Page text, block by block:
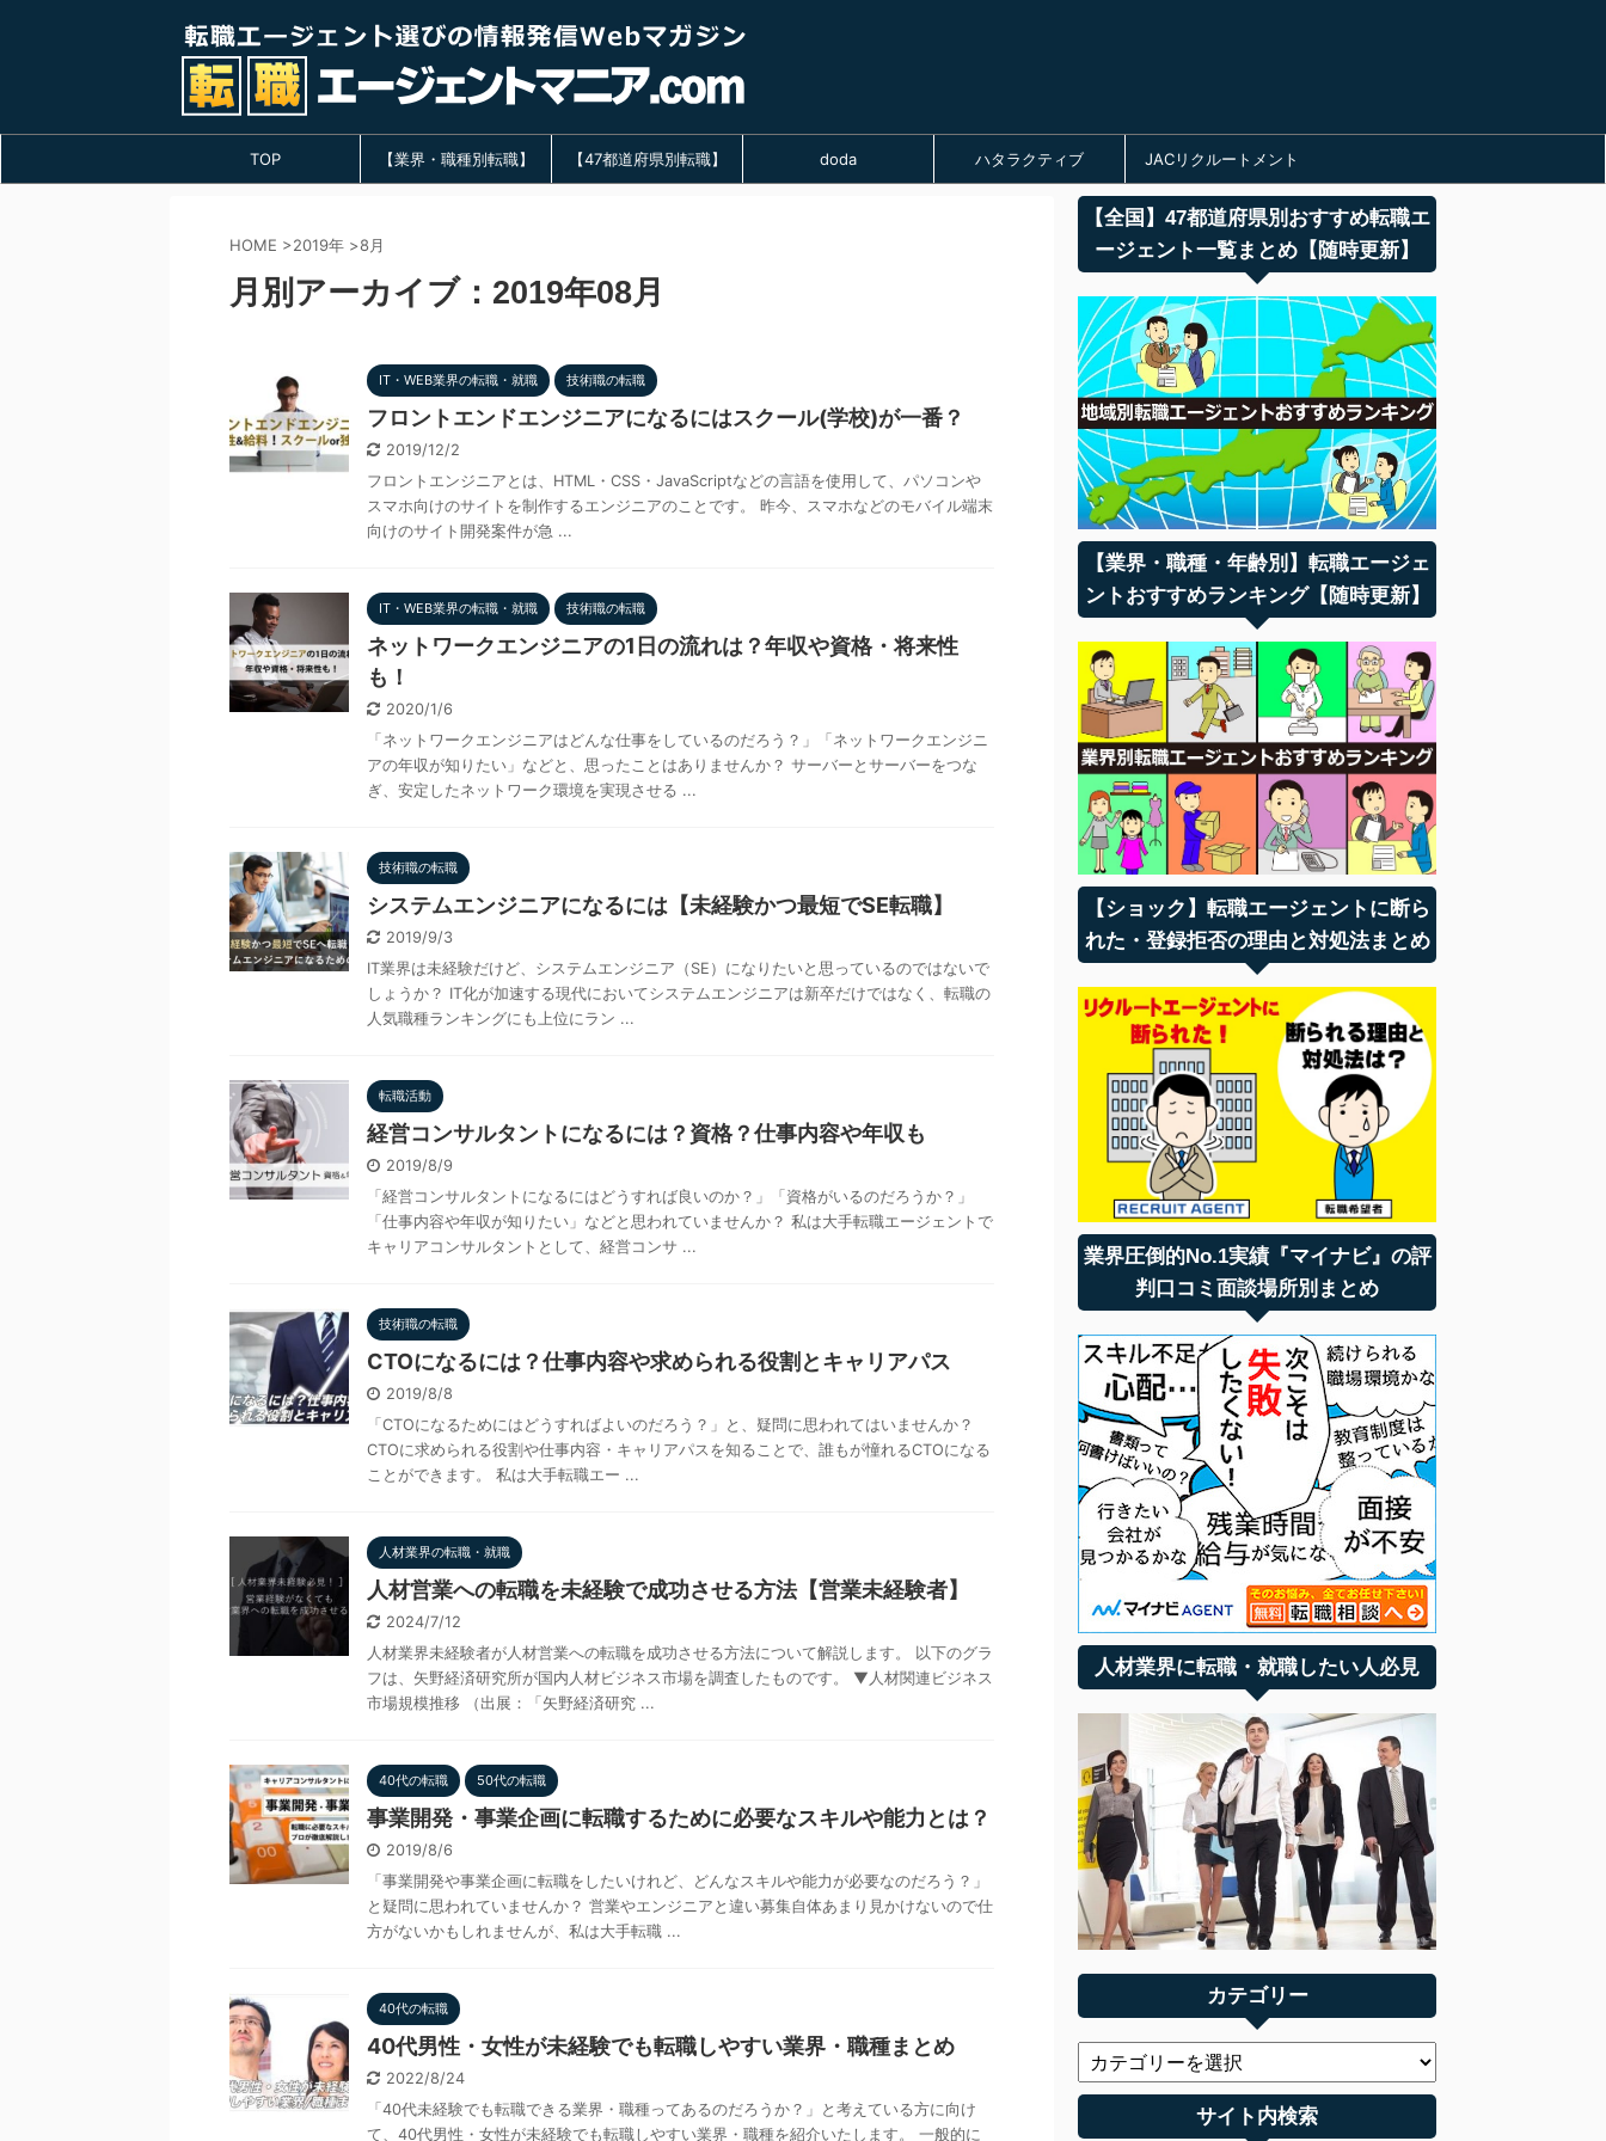
TOP 【業界・職種別転職】 【47都道府県別転職】 doda ハタラクティブ JACリクルートメント
HOME >2019年 >8月
月別アーカイブ：2019年08月
IT・WEB業界の転職・就職 技術職の転職
フロントエンドエンジニアになるにはスクール(学校)が一番？
2019/12/2
フロントエンジニアとは、HTML・CSS・JavaScriptなどの言語を使用して、パソコンや
スマホ向けのサイトを制作するエンジニアのことです。 昨今、スマホなどのモバイル端末
向けのサイト開発案件が急 ...
IT・WEB業界の転職・就職 技術職の転職
ネットワークエンジニアの1日の流れは？年収や資格・将来性
も！
2020/1/6
「ネットワークエンジニアはどんな仕事をしているのだろう？」「ネットワークエンジニ
アの年収が知りたい」などと、思ったことはありませんか？ サーバーとサーバーをつな
ぎ、安定したネットワーク環境を実現させる ...
技術職の転職
システムエンジニアになるには【未経験かつ最短でSE転職】
2019/9/3
IT業界は未経験だけど、システムエンジニア（SE）になりたいと思っているのではないで
しょうか？ IT化が加速する現代においてシステムエンジニアは新卒だけではなく、転職の
人気職種ランキングにも上位にラン ...
転職活動
経営コンサルタントになるには？資格？仕事内容や年収も
2019/8/9
「経営コンサルタントになるにはどうすれば良いのか？」「資格がいるのだろうか？」
「仕事内容や年収が知りたい」などと思われていませんか？ 私は大手転職エージェントで
キャリアコンサルタントとして、経営コンサ ...
技術職の転職
CTOになるには？仕事内容や求められる役割とキャリアパス
2019/8/8
「CTOになるためにはどうすればよいのだろう？」と、疑問に思われてはいませんか？
CTOに求められる役割や仕事内容・キャリアパスを知ることで、誰もが憧れるCTOになる
ことができます。 私は大手転職エー ...
人材業界の転職・就職
人材営業への転職を未経験で成功させる方法【営業未経験者】
2024/7/12
人材業界未経験者が人材営業への転職を成功させる方法について解説します。 以下のグラ
フは、矢野経済研究所が国内人材ビジネス市場を調査したものです。 ▼人材関連ビジネス
市場規模推移 （出展：「矢野経済研究 ...
40代の転職 50代の転職
事業開発・事業企画に転職するために必要なスキルや能力とは？
2019/8/6
「事業開発や事業企画に転職をしたいけれど、どんなスキルや能力が必要なのだろう？」
と疑問に思われていませんか？ 営業やエンジニアと違い募集自体あまり見かけないので仕
方がないかもしれませんが、私は大手転職 ...
40代の転職
40代男性・女性が未経験でも転職しやすい業界・職種まとめ
2022/8/24
「40代未経験でも転職できる業界・職種ってあるのだろうか？」と考えている方に向け
て、40代男性・女性が未経験でも転職しやすい業界・職種を紹介いたします。 一般的に
【全国】47都道府県別おすすめ転職エ
ージェント一覧まとめ【随時更新】
【業界・職種・年齢別】転職エージェ
ントおすすめランキング【随時更新】
【ショック】転職エージェントに断ら
れた・登録拒否の理由と対処法まとめ
業界圧倒的No.1実績『マイナビ』の評
判口コミ面談場所別まとめ
人材業界に転職・就職したい人必見
カテゴリー
サイト内検索